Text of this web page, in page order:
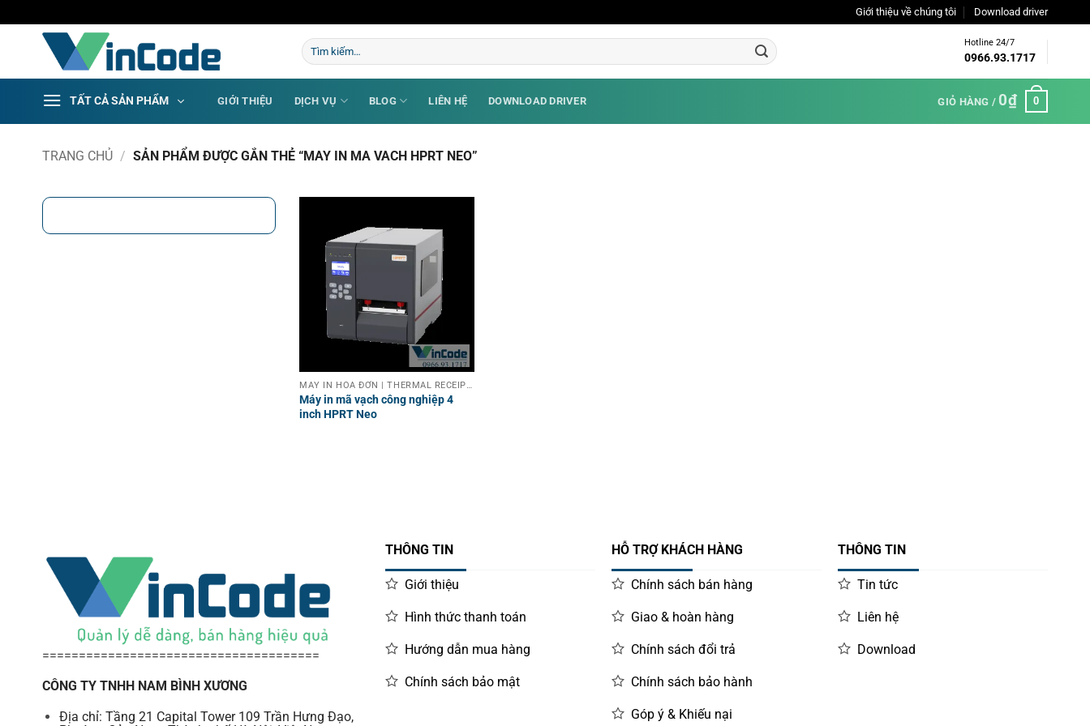
qua
Giới thiệu về chúng tôi Download driver
Tìm
kiếm:
Hotline 24/7
0966.93.1717
TẤT CẢ SẢN PHẨM GIỚI THIỆU DỊCH VỤ BLOG LIÊN HỆ DOWNLOAD DRIVER GIỎ HÀNG / 0₫ 0
TRANG CHỦ / SẢN PHẨM ĐƯỢC GẮN THẺ “MAY IN MA VACH HPRT NEO”
MÁY IN HOÁ ĐƠN | THERMAL RECEIPT PRINTER
Máy in mã vạch công nghiệp 4
inch HPRT Neo
======================================
CÔNG TY TNHH NAM BÌNH XƯƠNG
Địa chỉ: Tầng 21 Capital Tower 109 Trần Hưng Đạo,
THÔNG TIN
Giới thiệu
Hình thức thanh toán
Hướng dẫn mua hàng
Chính sách bảo mật
HỖ TRỢ KHÁCH HÀNG
Chính sách bán hàng
Giao & hoàn hàng
Chính sách đổi trả
Chính sách bảo hành
Góp ý & Khiếu nại
THÔNG TIN
Tin tức
Liên hệ
Download